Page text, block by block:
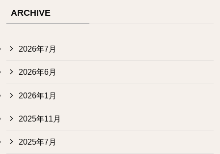
ARCHIVE
2026年7月
2026年6月
2026年1月
2025年11月
2025年7月